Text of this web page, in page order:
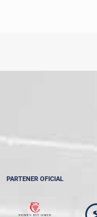
PARTENER OFICIAL